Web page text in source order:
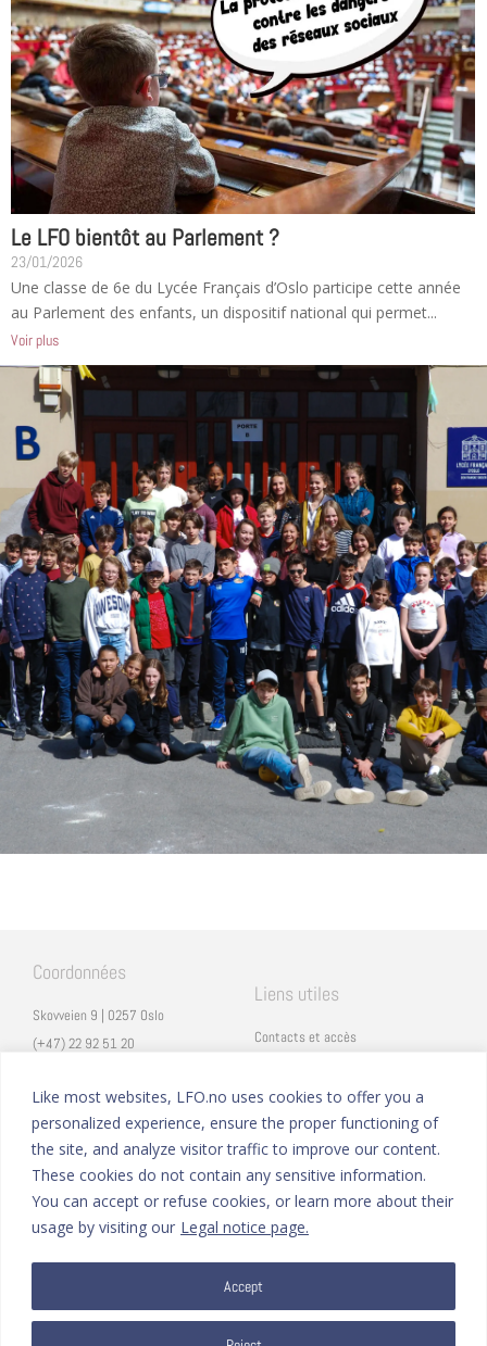
Like most websites, LFO.no uses cookies to offer you a
personalized experience, ensure the proper functioning of
the site, and analyze visitor traffic to improve our content.
These cookies do not contain any sensitive information.
You can accept or refuse cookies, or learn more about their
usage by visiting our Legal notice page.
Accept
Le LFO bientôt au Parlement ?
23/01/2026
Une classe de 6e du Lycée Français d’Oslo participe cette année
au Parlement des enfants, un dispositif national qui permet...
Voir plus
Coordonnées
Skovveien 9 | 0257 Oslo
(+47) 22 92 51 20
Vulkan 11 | 0178 Oslo
Liens utiles
Contacts et accès
Mentions légales
Eduka
ProNote
Suivez nous
Linkedin
Nous formons sur